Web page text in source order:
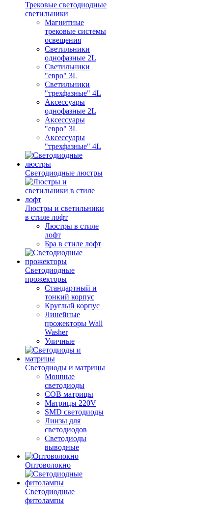
Трековые светодиодные
светильники
Магнитные
трековые системы
освещения
Светильники
однофазные 2L
Светильники
"евро" 3L
Светильники
"трехфазные" 4L
Аксессуары
однофазные 2L
Аксессуары
"евро" 3L
Аксессуары
"трехфазные" 4L
Светодиодные люстры
Люстры и светильники
в стиле лофт
Люстры в стиле
лофт
Бра в стиле лофт
Светодиодные
прожекторы
Стандартный и
тонкий корпус
Круглый корпус
Линейные
прожекторы Wall
Washer
Уличные
Светодиоды и матрицы
Мощные
светодиоды
COB матрицы
Матрицы 220V
SMD светодиоды
Линзы для
светодиодов
Светодиоды
выводные
Оптоволокно
Светодиодные
фитолампы